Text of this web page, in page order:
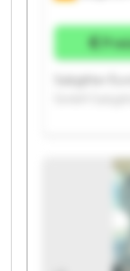
Salzgitter
EuroLogistik
GmbH
Salzgitter
GmbH
EuroLogistik
Salzgitter